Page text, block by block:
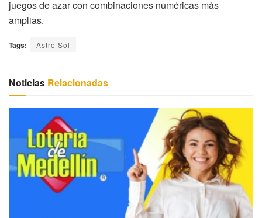
juegos de azar con combinaciones numéricas más
amplias.
Tags: Astro Sol
Noticias Relacionadas